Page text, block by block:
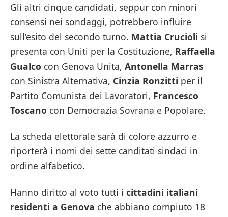
Gli altri cinque candidati, seppur con minori
consensi nei sondaggi, potrebbero influire
sull’esito del secondo turno. Mattia Crucioli si
presenta con Uniti per la Costituzione, Raffaella
Gualco con Genova Unita, Antonella Marras
con Sinistra Alternativa, Cinzia Ronzitti per il
Partito Comunista dei Lavoratori, Francesco
Toscano con Democrazia Sovrana e Popolare.
La scheda elettorale sarà di colore azzurro e
riporterà i nomi dei sette canditati sindaci in
ordine alfabetico.
Hanno diritto al voto tutti i cittadini italiani
residenti a Genova che abbiano compiuto 18